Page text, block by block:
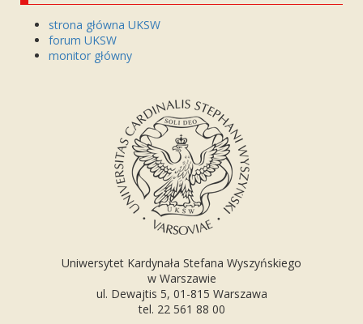
strona główna UKSW
forum UKSW
monitor główny
Uniwersytet Kardynała Stefana Wyszyńskiego
w Warszawie
ul. Dewajtis 5, 01-815 Warszawa
tel. 22 561 88 00